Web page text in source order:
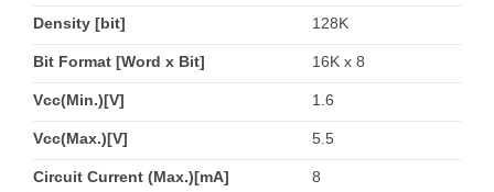
Density [bit] 128K
Bit Format [Word x Bit] 16K x 8
Vcc(Min.)[V] 1.6
Vcc(Max.)[V] 5.5
Circuit Current (Max.)[mA] 8